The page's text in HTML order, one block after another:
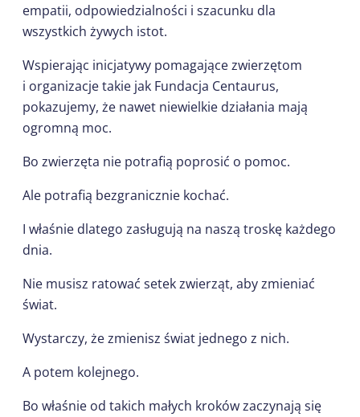
empatii, odpowiedzialności i szacunku dla
wszystkich żywych istot.
Wspierając inicjatywy pomagające zwierzętom
i organizacje takie jak Fundacja Centaurus,
pokazujemy, że nawet niewielkie działania mają
ogromną moc.
Bo zwierzęta nie potrafią poprosić o pomoc.
Ale potrafią bezgranicznie kochać.
I właśnie dlatego zasługują na naszą troskę każdego
dnia.
Nie musisz ratować setek zwierząt, aby zmieniać
świat.
Wystarczy, że zmienisz świat jednego z nich.
A potem kolejnego.
Bo właśnie od takich małych kroków zaczynają się